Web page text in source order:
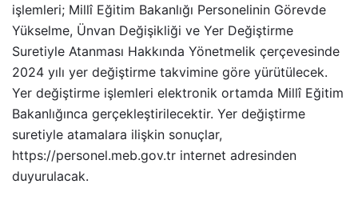
işlemleri; Millî Eğitim Bakanlığı Personelinin Görevde
Yükselme, Ünvan Değişikliği ve Yer Değiştirme
Suretiyle Atanması Hakkında Yönetmelik çerçevesinde
2024 yılı yer değiştirme takvimine göre yürütülecek.
Yer değiştirme işlemleri elektronik ortamda Millî Eğitim
Bakanlığınca gerçekleştirilecektir. Yer değiştirme
suretiyle atamalara ilişkin sonuçlar,
https://personel.meb.gov.tr internet adresinden
duyurulacak.